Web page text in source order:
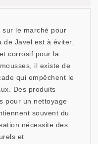
sur le marché pour
de Javel est à éviter.
corrosif pour la
il existe de
qui empêchent le
Des produits
pour un nettoyage
souvent du
nécessite des
et